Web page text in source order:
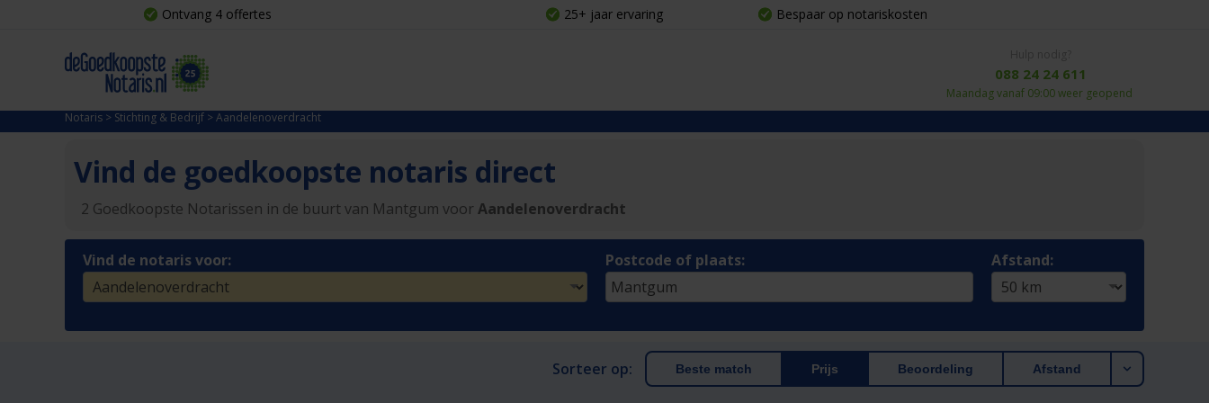
Ontvang 4 offertes 25+ jaar ervaring Bespaar op notariskosten
088 24 24 611
Maandag vanaf 09:00 weer geopend
Notaris > Stichting & Bedrijf >Aandelenoverdracht
Vind de goedkoopste notaris direct
2 Goedkoopste Notarissen in de buurt van Mantgum voor Aandelenoverdracht
Vind de notaris voor: Postcode of plaats: Afstand:
Sorteer op: Beste match Prijs Beoordeling Afstand